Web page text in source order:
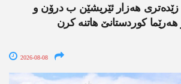
ھەزار ئێریشێن ب درۆن و
کوردستانێ ھاتنە کرن
2026-08-08